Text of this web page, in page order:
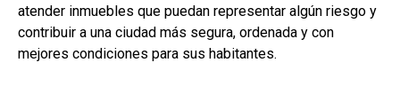
atender inmuebles que puedan representar algún riesgo y
contribuir a una ciudad más segura, ordenada y con
mejores condiciones para sus habitantes.